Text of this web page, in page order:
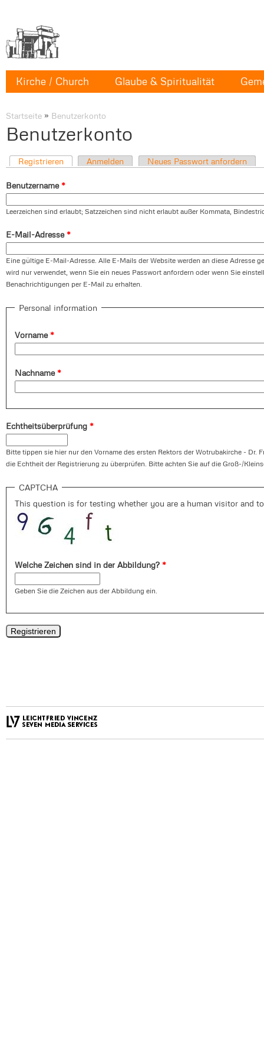
Kirche / Church Glaube & Spiritualität
Startseite » Benutzerkonto
Benutzerkonto
Registrieren Anmelden Neues Passwort anfordern
Benutzername *
Leerzeichen sind erlaubt; Satzzeichen sind nicht erlaubt außer Kommata,
E-Mail-Adresse *
Eine gültige E-Mail-Adresse. Alle E-Mails der Website werden an diese Adresse
wird nur verwendet, wenn Sie ein neues Passwort anfordern oder wenn Sie
Benachrichtigungen per E-Mail zu erhalten.
Personal information
Vorname *
Nachname *
Echtheitsüberprüfung *
Bitte tippen sie hier nur den Vorname des ersten Rektors der Wotrubakirche - Dr.
die Echtheit der Registrierung zu überprüfen. Bitte achten Sie auf die Groß-/
CAPTCHA
This question is for testing whether you are a human visitor and
Welche Zeichen sind in der Abbildung? *
Geben Sie die Zeichen aus der Abbildung ein.